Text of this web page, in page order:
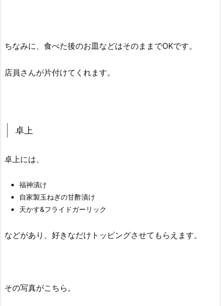
ちなみに、食べた後のお皿などはそのままでOKです。
店員さんが片付けてくれます。
卓上
卓上には、
福神漬け
自家製玉ねぎの甘酢漬け
天かす&フライドガーリック
などがあり、好きなだけトッピングさせてもらえます。
その写真がこちら。